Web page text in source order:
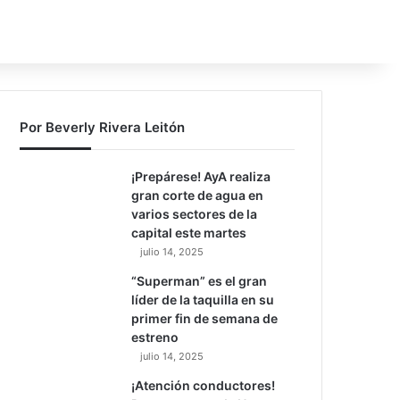
Por Beverly Rivera Leitón
¡Prepárese! AyA realiza
gran corte de agua en
varios sectores de la
capital este martes
julio 14, 2025
“Superman” es el gran
líder de la taquilla en su
primer fin de semana de
estreno
julio 14, 2025
¡Atención conductores!